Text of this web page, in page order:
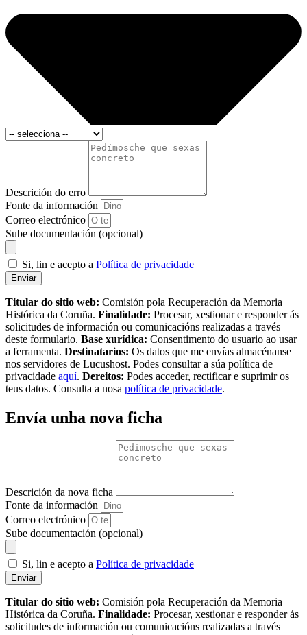
Descrición do erro
Fonte da información
Correo electrónico
Sube documentación (opcional)
Si, lin e acepto a Política de privacidade
Enviar
Titular do sitio web: Comisión pola Recuperación da Memoria
Histórica da Coruña. Finalidade: Procesar, xestionar e responder ás
solicitudes de información ou comunicacións realizadas a través
deste formulario. Base xurídica: Consentimento do usuario ao usar
a ferramenta. Destinatarios: Os datos que me envías almacénanse
nos servidores de Lucushost. Podes consultar a súa política de
privacidade aquí. Dereitos: Podes acceder, rectificar e suprimir os
teus datos. Consulta a nosa política de privacidade.
Envía unha nova ficha
Descrición da nova ficha
Fonte da información
Correo electrónico
Sube documentación (opcional)
Si, lin e acepto a Política de privacidade
Enviar
Titular do sitio web: Comisión pola Recuperación da Memoria
Histórica da Coruña. Finalidade: Procesar, xestionar e responder ás
solicitudes de información ou comunicacións realizadas a través